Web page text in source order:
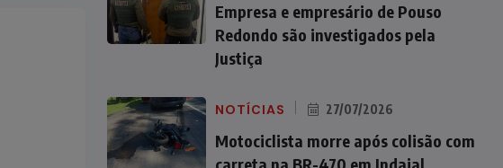
Empresa e empresário de Pouso
Redondo são investigados pela
Justiça
NOTÍCIAS 27/07/2026
Motociclista morre após colisão com